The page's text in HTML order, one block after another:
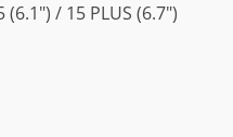
/ 15 PLUS (6.7")